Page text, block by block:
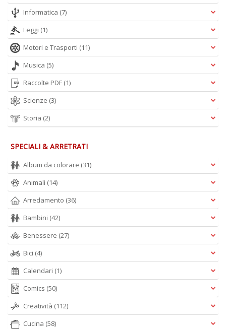
Informatica (7)
Leggi (1)
Motori e Trasporti (11)
Musica (5)
Raccolte PDF (1)
Scienze (3)
Storia (2)
SPECIALI & ARRETRATI
Album da colorare (31)
Animali (14)
Arredamento (36)
Bambini (42)
Benessere (27)
Bici (4)
Calendari (1)
Comics (50)
Creatività (112)
Cucina (58)